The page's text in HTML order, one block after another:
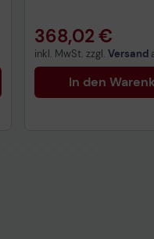
368,02 €
inkl. MwSt. zzgl. Versand
In den